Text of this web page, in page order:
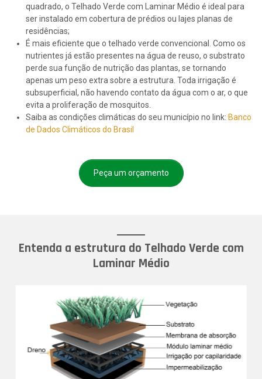
quadrado, o Telhado Verde com Laminar Médio é ideal para
ser instalado em cobertura de prédios ou lajes planas de
residências;
É mais eficiente que o telhado verde convencional. Como os
nutrientes já estão presentes na água de reuso, o substrato
perde sua função de nutrição das plantas, se tornando
apenas um peso extra sobre a estrutura. Toda irrigação é
subsuperficial, não havendo contato da água com o ar, o que
evita a proliferação de mosquitos.
Saiba as condições climáticas do seu município no link: Banco
de Dados Climáticos do Brasil
Peça um orçamento
Entenda a estrutura do Telhado Verde com
Laminar Médio